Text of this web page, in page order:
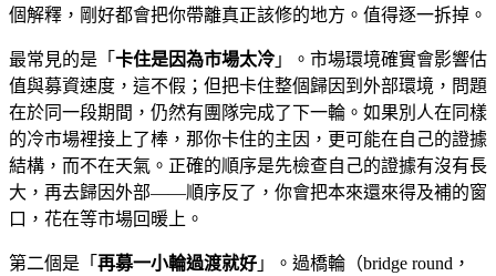
個解釋，剛好都會把你帶離真正該修的地方。值得逐一拆掉。
最常見的是「 卡住是因為市場太冷」。市場環境確實會影響估
值與募資速度，這不假；但把卡住整個歸因到外部環境，問題
在於同一段期間，仍然有團隊完成了下一輪。如果別人在同樣
的冷市場裡接上了棒，那你卡住的主因，更可能在自己的證據
結構，而不在天氣。正確的順序是先檢查自己的證據有沒有長
大，再去歸因外部——順序反了，你會把本來還來得及補的窗
口，花在等市場回暖上。
第二個是「 再募一小輪過渡就好 」。過橋輪（bridge round，